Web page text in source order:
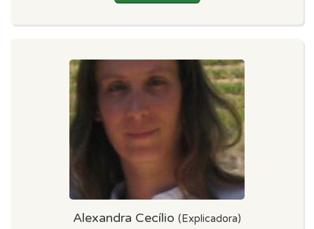
Alexandra Cecílio (Explicadora)